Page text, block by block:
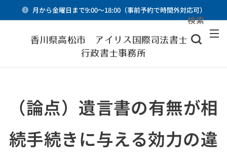
月から金曜日まで9:00～18:00（事前予約で時間外対応可）
香川県高松市 アイリス国際司法書士・
行政書士事務所
検索
（論点）遺言書の有無が相
続手続きに与える効力の違